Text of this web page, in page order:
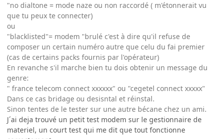
"no dialtone = mode naze ou non raccordé ( m'étonnerait vu
que tu peux te connecter)
ou
"blacklisted"= modem "brulé c'est à dire qu'il refuse de
composer un certain numéro autre que celu du fai premier
(cas de certains packs fournis par l'opérateur)
En revanche s'il marche bien tu dois obtenir un message du
genre:
" france telecom connect xxxxxx" ou "cegetel connect xxxxx"
Dans ce cas bridage ou desisntal et réinstal.
Sinon tentes de le tester sur une autre bécane chez un ami.
J´ai deja trouvé un petit test modem sur le gestionnaire de
materiel, un court test qui me dit que tout fonctionne